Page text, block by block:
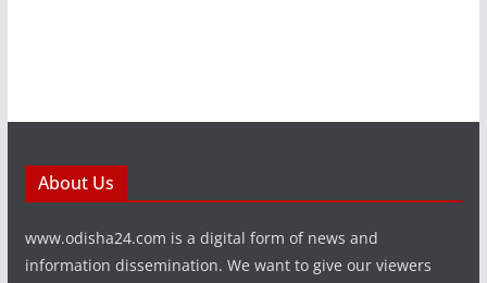
About Us
www.odisha24.com is a digital form of news and
information dissemination. We want to give our viewers